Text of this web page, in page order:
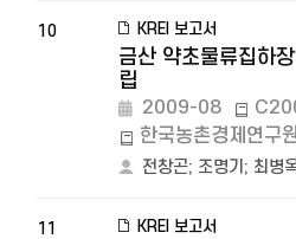
10 KREI 보고서
금산 약초물류집하
립
2009-08
한국농촌경제연구
전창곤; 조명기 ; 최병
11 KREI 보고서